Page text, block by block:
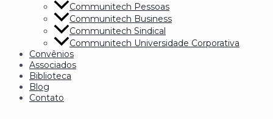
Communitech Pessoas
Communitech Business
Communitech Sindical
Communitech Universidade Corporativa
Convênios
Associados
Biblioteca
Blog
Contato